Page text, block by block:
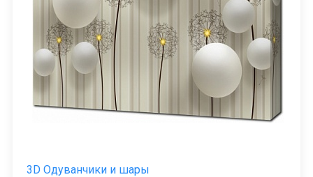
3D Одуванчики и шары